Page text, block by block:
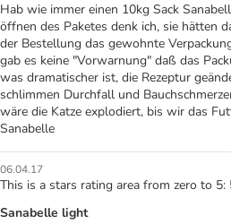
Hab wie immer einen 10kg Sack
öffnen des Paketes denk ich, sie hätten
der Bestellung das gewohnte
gab es keine "Vorwarnung" daß das
was dramatischer ist, die Rezeptur
schlimmen Durchfall und
wäre die Katze explodiert, bis wir das
Sanabelle
06.04.17
This is a stars rating area from zero to 5:
Sanabelle light